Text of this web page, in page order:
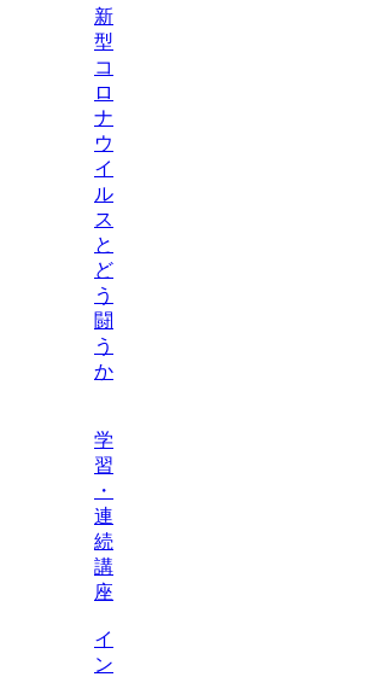
新
型
コ
ロ
ナ
ウ
イ
ル
ス
と
ど
う
闘
う
か
学
習
・
連
続
講
座
イ
ン